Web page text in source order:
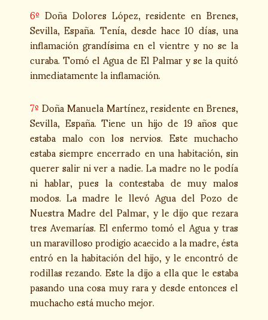
6º Doña Dolores López, residente en Brenes,
Sevilla, España. Tenía, desde hace 10 días, una
inflamación grandísima en el vientre y no se la
curaba. Tomó el Agua de El Palmar y se la quitó
inmediatamente la inflamación.
7ºDoña Manuela Martínez, residente en Brenes,
Sevilla, España. Tiene un hijo de 19 años que
estaba malo con los nervios. Este muchacho
estaba siempre encerrado en una habitación, sin
querer salir ni ver a nadie. La madre no le podía
ni hablar, pues la contestaba de muy malos
modos. La madre le llevó Agua del Pozo de
Nuestra Madre del Palmar, y le dijo que rezara
tres Avemarías. El enfermo tomó el Agua y tras
un maravilloso prodigio acaecido a la madre, ésta
entró en la habitación del hijo, y le encontró de
rodillas rezando. Este la dijo a ella que le estaba
pasando una cosa muy rara y desde entonces el
muchacho está mucho mejor.